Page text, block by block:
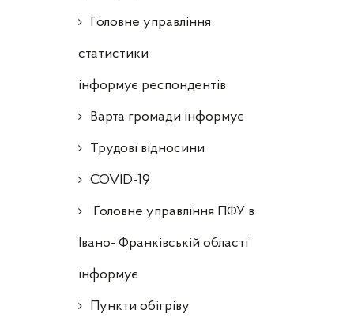
Головне управління
статистики
інформує респондентів
Варта громади інформує
Трудові відносини
COVID-19
Головне управління ПФУ в
Івано- Франківській області
інформує
Пункти обігріву